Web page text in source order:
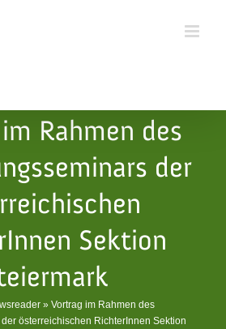
Rahmen des
der
Sektion
» Vortrag im Rahmen des
österreichischen RichterInnen Sektion